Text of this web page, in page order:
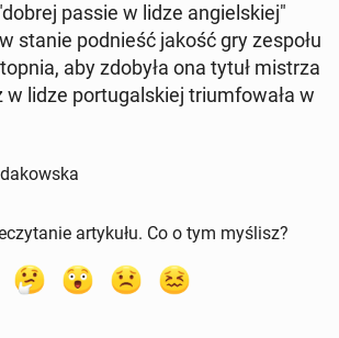
passie w lidze an­giel­skiej"
stanie pod­nieść jakość gry zespołu
aby zdobyła ona tytuł mistrza
w lidze por­tu­gal­skiej trium­fo­wa­ła w
artykułu. Co o tym myślisz?